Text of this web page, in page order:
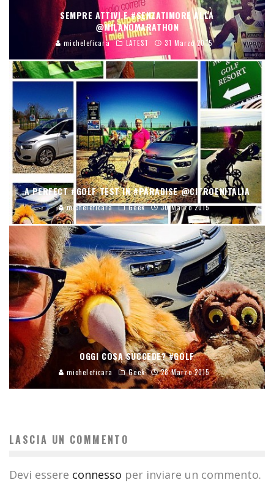
SEMPRE ATTIVI E #SENZATIMORE ALLA
@MILANOMARATHON
micheleficara LATEST 31 Marzo 2015
A PERFECT #GOLF TEST IN #PARADISE @CITROENITALIA
micheleficara Geek 30 Marzo 2015
OGGI COSA SUCCEDE? #GOLF
micheleficara Geek 28 Marzo 2015
LASCIA UN COMMENTO
Devi essere connesso per inviare un commento.